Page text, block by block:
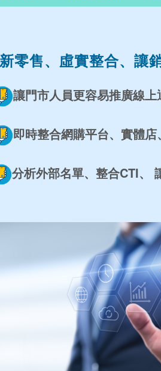
零售、虛實整合、讓
讓門市人員更容易推廣線上
即時整合網購平台、實體店
分析外部名單、整合CTI、